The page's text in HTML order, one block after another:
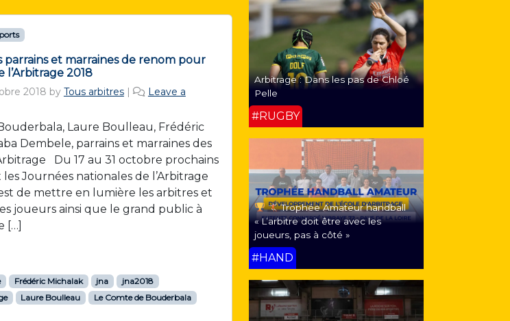
parrains et marraines de renom pour
l’Arbitrage 2018
2018 by Tous arbitres |
Leave a
Laure Boulleau, Frédéric
Dembele, parrains et marraines des
Du 17 au 31 octobre prochains
Journées nationales de l’Arbitrage
de mettre en lumière les arbitres et
joueurs ainsi que le grand public à
[…]
Frédéric Michalak jna
jna2018
Laure Boulleau
Le Comte de Bouderbala
Arbitrage : Dans les pas de Chloé
Pelle
#RUGBY
Trophée Amateur handball
« L’arbitre doit être avec les
joueurs, pas à côté »
#HAND